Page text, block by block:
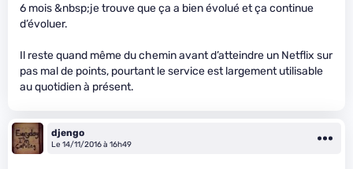
6 mois &nbsp;je trouve que ça a bien évolué et ça continue
d’évoluer.
Il reste quand même du chemin avant d’atteindre un Netflix sur
pas mal de points, pourtant le service est largement utilisable
au quotidien à présent.
djengo
Le 14/11/2016 à 16h49